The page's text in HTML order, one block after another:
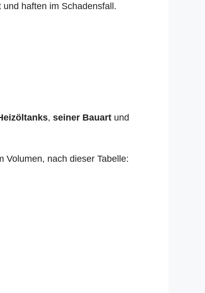
haften im Schadensfall.
, seiner Bauart und
Volumen, nach dieser Tabelle: